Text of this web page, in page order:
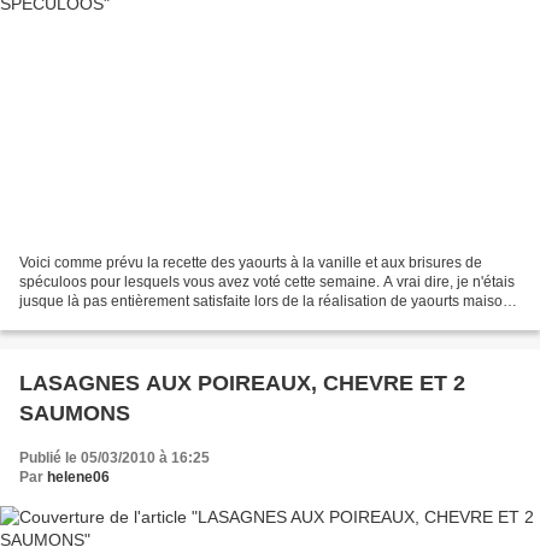
Voici comme prévu la recette des yaourts à la vanille et aux brisures de
spéculoos pour lesquels vous avez voté cette semaine. A vrai dire, je n'étais
jusque là pas entièrement satisfaite lors de la réalisation de yaourts maison,
LASAGNES AUX POIREAUX, CHEVRE ET 2
SAUMONS
Publié le 05/03/2010 à 16:25
Par helene06